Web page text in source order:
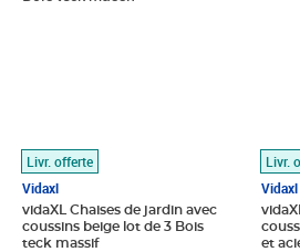
Livr. offerte
Vidaxl
vidaXL Chaises de jardin avec
coussins beige lot de 3 Bois
teck massif
Livr.
Vidaxl
et